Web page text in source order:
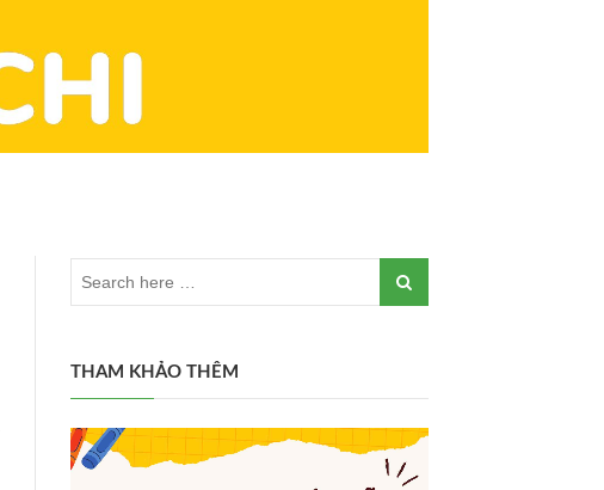
THAM KHẢO THÊM